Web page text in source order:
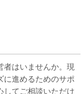
者はいませんか。現
に進めるためのサポ
してご相談いただけ